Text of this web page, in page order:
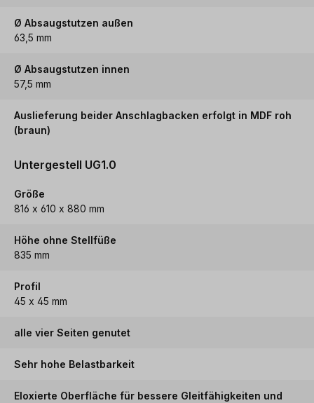
Ø Absaugstutzen außen
63,5 mm
Ø Absaugstutzen innen
57,5 mm
Auslieferung beider Anschlagbacken erfolgt in MDF roh
(braun)
Untergestell UG1.0
Größe
816 x 610 x 880 mm
Höhe ohne Stellfüße
835 mm
Profil
45 x 45 mm
alle vier Seiten genutet
Sehr hohe Belastbarkeit
Eloxierte Oberfläche für bessere Gleitfähigkeiten und